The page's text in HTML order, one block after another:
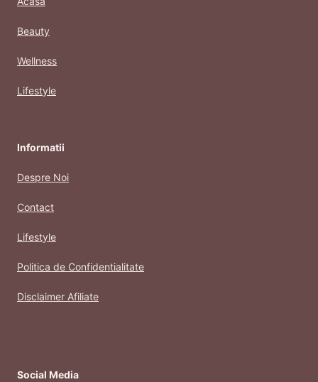
Beauty
Wellness
Lifestyle
Informatii
Despre Noi
Contact
Lifestyle
Politica de Confidentialitate
Disclaimer Afiliate
Social Media